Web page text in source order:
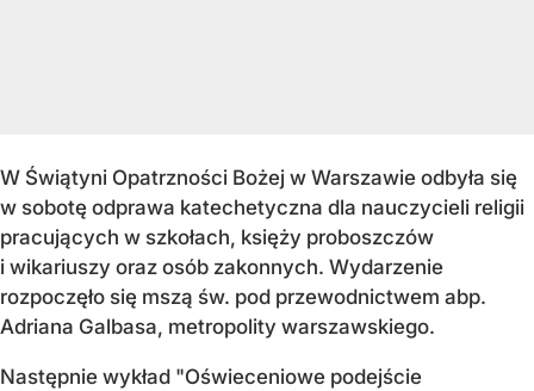
W Świątyni Opatrzności Bożej w Warszawie odbyła się
w sobotę odprawa katechetyczna dla nauczycieli religii
pracujących w szkołach, księży proboszczów
i wikariuszy oraz osób zakonnych. Wydarzenie
rozpoczęło się mszą św. pod przewodnictwem abp.
Adriana Galbasa, metropolity warszawskiego.
Następnie wykład "Oświeceniowe podejście